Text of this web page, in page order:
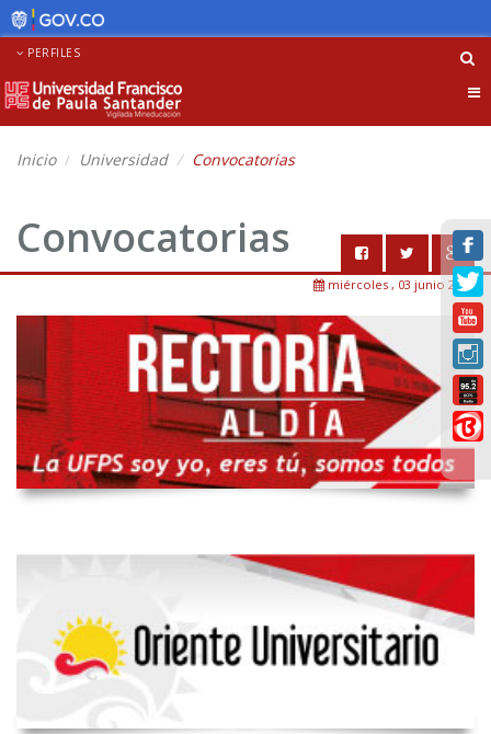
PERFILES
Inicio Universidad Convocatorias
Convocatorias
miércoles , 03 junio 2026